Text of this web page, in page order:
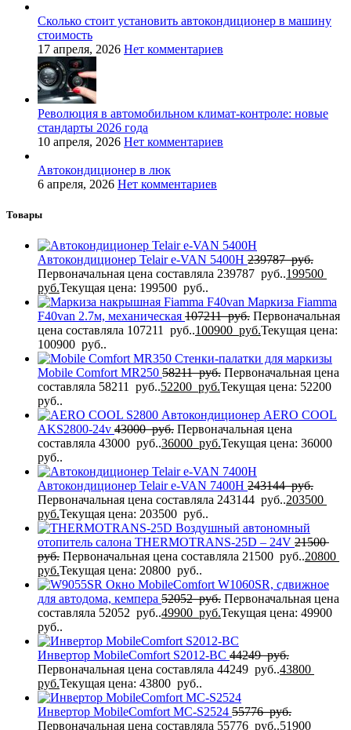
Сколько стоит установить автокондиционер в машину
стоимость
17 апреля, 2026 Нет комментариев
Революция в автомобильном климат-контроле: новые
стандарты 2026 года
10 апреля, 2026 Нет комментариев
Автокондиционер в люк
6 апреля, 2026 Нет комментариев
Товары
Автокондиционер Telair e-VAN 5400H 239787руб.
Первоначальная цена составляла 239787 руб..199500
руб.Текущая цена: 199500 руб..
Маркиза Fiamma
F40van 2.7м, механическая 107211руб. Первоначальная
цена составляла 107211 руб..100900 руб.Текущая цена:
100900 руб..
Стенки-палатки для маркизы
Mobile Comfort МR250 58211руб. Первоначальная цена
составляла 58211 руб..52200 руб.Текущая цена: 52200
руб..
Автокондиционер AERO COOL
AKS2800-24v 43000руб. Первоначальная цена
составляла 43000 руб..36000 руб.Текущая цена: 36000
руб..
Автокондиционер Telair e-VAN 7400H 243144руб.
Первоначальная цена составляла 243144 руб..203500
руб.Текущая цена: 203500 руб..
Воздушный автономный
отопитель салона THERMOTRANS-25D – 24V 21500
руб. Первоначальная цена составляла 21500 руб..20800
руб.Текущая цена: 20800 руб..
Окно MobileComfort W1060SR, сдвижное
для автодома, кемпера 52052руб. Первоначальная цена
составляла 52052 руб..49900 руб.Текущая цена: 49900
руб..
Инвертор MobileComfort S2012-BC 44249руб.
Первоначальная цена составляла 44249 руб..43800
руб.Текущая цена: 43800 руб..
Инвертор MobileComfort MC-S2524 55776руб.
Первоначальная цена составляла 55776 руб..51900